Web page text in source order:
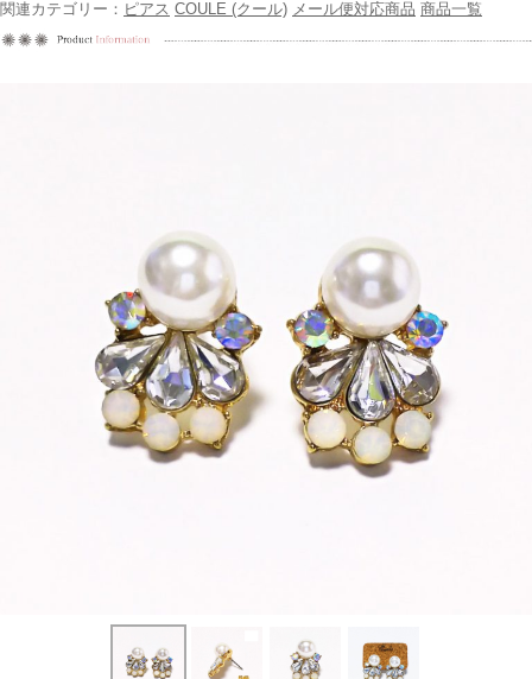
関連カテゴリー： ピアス COULE (クール) メール便対応商品 商品一覧